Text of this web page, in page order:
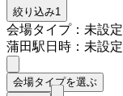
絞り込み1
会場タイプ：未設定
蒲田駅日時：未設定
会場タイプを選ぶ